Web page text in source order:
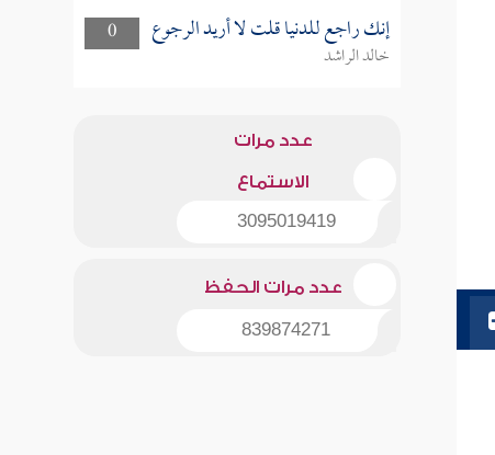
0
إنك راجع للدنيا قلت لا أريد الرجوع
خالد الراشد
عدد مرات
الاستماع
3095019419
عدد مرات الحفظ
839874271